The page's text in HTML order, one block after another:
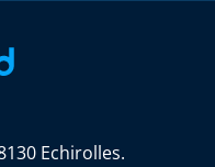
Echirolles.